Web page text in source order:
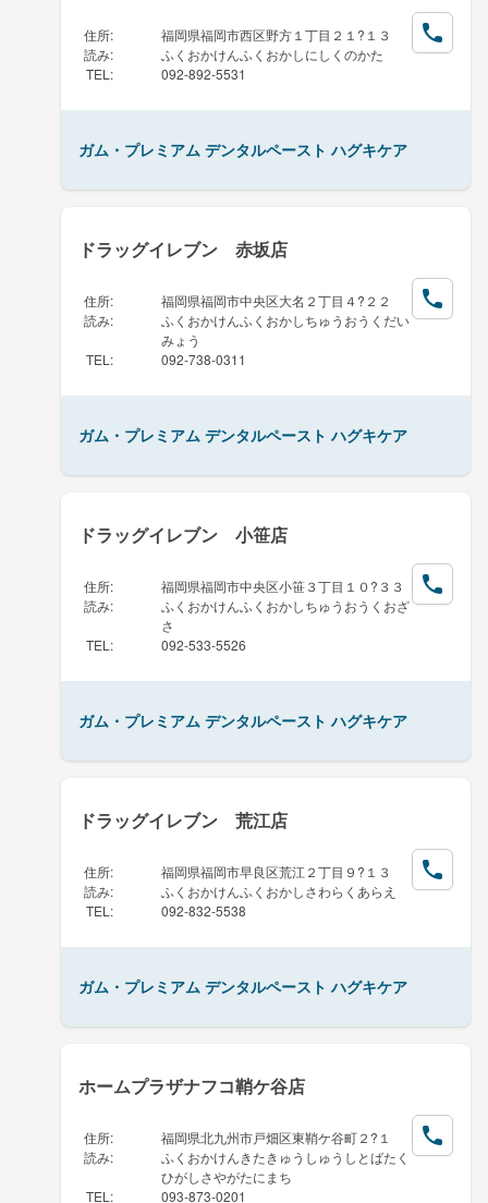
住所:
福岡県福岡市西区野方１丁目２１?１３
読み:
ふくおかけんふくおかしにしくのかた
TEL : 092-892-5531
ガム・プレミアム デンタルペースト ハグキケア
ドラッグイレブン 赤坂店
住所:
福岡県福岡市中央区大名２丁目４?２２
読み:
ふくおかけんふくおかしちゅうおうくだい
みょう
TEL : 092-738-0311
ガム・プレミアム デンタルペースト ハグキケア
ドラッグイレブン 小笹店
住所:
福岡県福岡市中央区小笹３丁目１０?３３
読み:
ふくおかけんふくおかしちゅうおうくおざ
さ
TEL : 092-533-5526
ガム・プレミアム デンタルペースト ハグキケア
ドラッグイレブン 荒江店
住所:
福岡県福岡市早良区荒江２丁目９?１３
読み:
ふくおかけんふくおかしさわらくあらえ
TEL : 092-832-5538
ガム・プレミアム デンタルペースト ハグキケア
ホームプラザナフコ鞘ケ谷店
住所:
福岡県北九州市戸畑区東鞘ケ谷町２?１
読み:
ふくおかけんきたきゅうしゅうしとばたく
ひがしさやがたにまち
TEL : 093-873-0201